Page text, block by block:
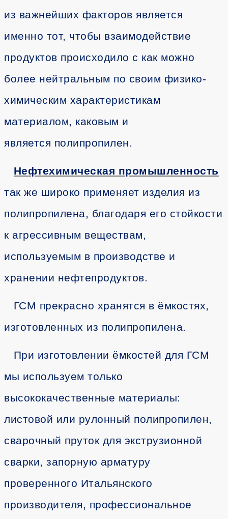
из важнейших факторов является
именно тот, чтобы взаимодействие
продуктов происходило с как можно
более нейтральным по своим физико-
химическим характеристикам
материалом, каковым и
является полипропилен.
Нефтехимическая промышленность
так же широко применяет изделия из
полипропилена, благодаря его стойкости
к агрессивным веществам,
используемым в производстве и
хранении нефтепродуктов.
ГСМ прекрасно хранятся в ёмкостях,
изготовленных из полипропилена.
При изготовлении ёмкостей для ГСМ
мы используем только
высококачественные материалы:
листовой или рулонный полипропилен,
сварочный пруток для экструзионной
сварки, запорную арматуру
проверенного Итальянского
производителя, профессиональное